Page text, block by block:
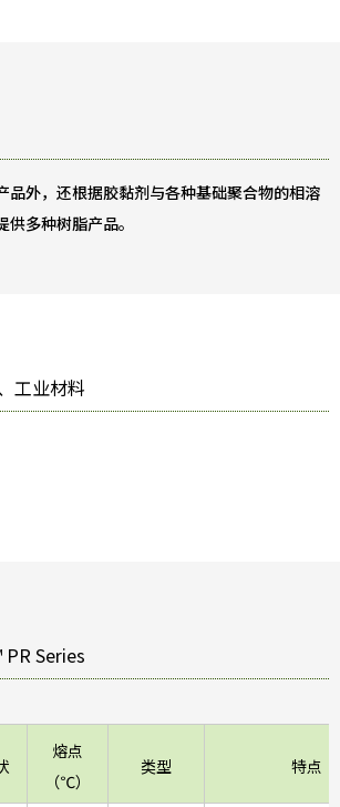
品外，还根据胶黏剂与各种基础聚合物的相溶
多种树脂产品。
工业材料
Series
熔点
（℃）
类型 特点